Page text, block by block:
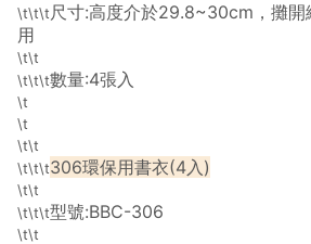
\t\t\t尺寸:高度介於29.8~30cm，攤
用
\t\t
\t\t\t數量:4張入
\t
\t
\t\t
\t\t\t306環保用書衣(4入)
\t\t
\t\t\t型號:BBC-306
\t\t